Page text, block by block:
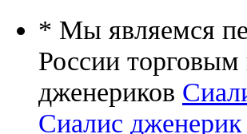
* Мы являемся
России торговым
дженериков
Сиалис